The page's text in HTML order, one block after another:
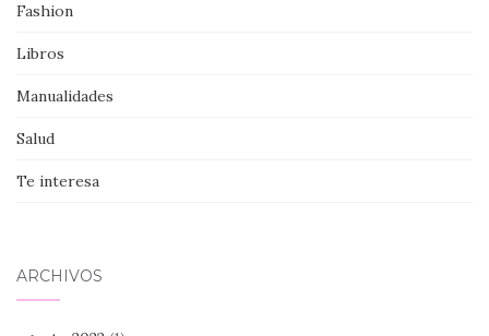
Fashion
Libros
Manualidades
Salud
Te interesa
ARCHIVOS